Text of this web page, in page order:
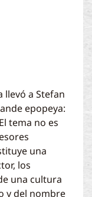
llevó a Stefan
epopeya:
tema no es
una
los
una cultura
y del nombre